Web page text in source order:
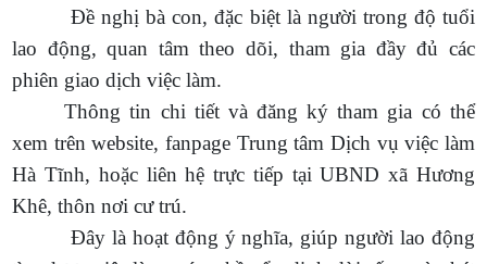
Đề nghị bà con, đặc biệt là người trong độ tuổi
lao động, quan tâm theo dõi, tham gia đầy đủ các
phiên giao dịch việc làm.
Thông tin chi tiết và đăng ký tham gia có thể
xem trên website, fanpage Trung tâm Dịch vụ việc làm
Hà Tĩnh, hoặc liên hệ trực tiếp tại UBND xã Hương
Khê, thôn nơi cư trú.
Đây là hoạt động ý nghĩa, giúp người lao động